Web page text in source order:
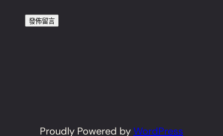
Proudly Powered byWordPress